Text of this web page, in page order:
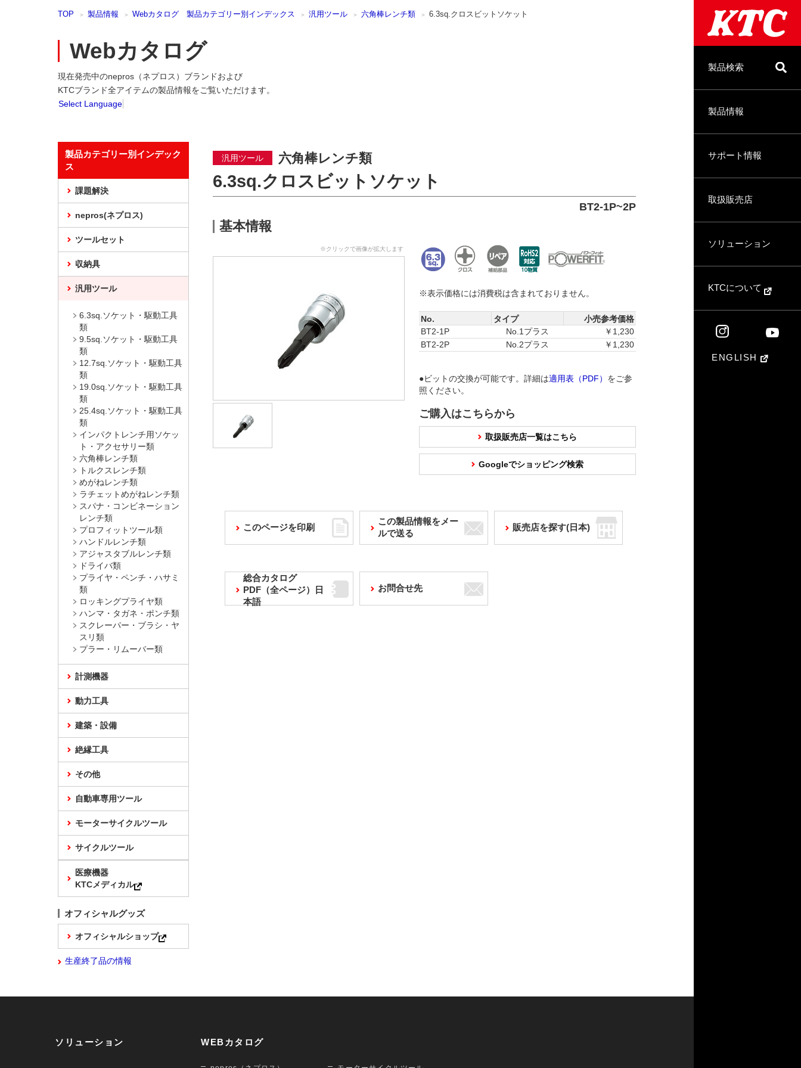
製品検索
製品情報
サポート情報
取扱販売店
ソリューション
KTCについて
ENGLISH
TOP 製品情報 Webカタログ 製品カテゴリー別インデックス 汎用ツール 六角棒レンチ類 6.3sq.クロスビットソケット
Webカタログ
現在発売中のnepros（ネプロス）ブランドおよび
KTCブランド全アイテムの製品情報をご覧いただけます。
Select Language
汎用ツール 六角棒レンチ類
6.3sq.クロスビットソケット
BT2-1P~2P
基本情報
※クリックで画像が拡大します
※表示価格には消費税は含まれておりません。
No. タイプ
小売参考価格
BT2-1P
No.1プラス
￥1,230
BT2-2P
No.2プラス ￥1,230
●ビットの交換が可能です。詳細は適用表（PDF） をご参
照ください。
ご購入はこちらから
取扱販売店一覧はこちら
Googleでショッピング検索
このページを印刷
この製品情報をメー
ルで送る
販売店を探す(日本)
総合カタログ
PDF（全ページ）日
本語
お問合せ先
製品カテゴリー別インデック
ス
課題解決
nepros(ネプロス)
ツールセット
収納具
汎用ツール
6.3sq.ソケット・駆動工具
類
9.5sq.ソケット・駆動工具
類
12.7sq.ソケット・駆動工具
類
19.0sq.ソケット・駆動工具
類
25.4sq.ソケット・駆動工具
類
インパクトレンチ用ソケッ
ト・アクセサリー類
六角棒レンチ類
トルクスレンチ類
めがねレンチ類
ラチェットめがねレンチ類
スパナ・コンビネーション
レンチ類
プロフィットツール類
ハンドルレンチ類
アジャスタブルレンチ類
ドライバ類
プライヤ・ペンチ・ハサミ
類
ロッキングプライヤ類
ハンマ・タガネ・ポンチ類
スクレーパー・ブラシ・ヤ
スリ類
プラー・リムーバー類
計測機器
動力工具
建築・設備
絶縁工具
その他
自動車専用ツール
モーターサイクルツール
サイクルツール
医療機器
KTCメディカル
オフィシャルグッズ
オフィシャルショップ
生産終了品の情報
ソリューション WEBカタログ